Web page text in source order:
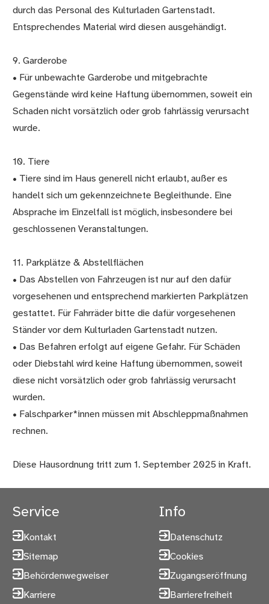
durch das Personal des Kulturladen Gartenstadt.
Entsprechendes Material wird diesen ausgehändigt.
9. Garderobe
• Für unbewachte Garderobe und mitgebrachte
Gegenstände wird keine Haftung übernommen, soweit ein
Schaden nicht vorsätzlich oder grob fahrlässig verursacht
wurde.
10. Tiere
• Tiere sind im Haus generell nicht erlaubt, außer es
handelt sich um gekennzeichnete Begleithunde. Eine
Absprache im Einzelfall ist möglich, insbesondere bei
geschlossenen Veranstaltungen.
11. Parkplätze & Abstellflächen
• Das Abstellen von Fahrzeugen ist nur auf den dafür
vorgesehenen und entsprechend markierten Parkplätzen
gestattet. Für Fahrräder bitte die dafür vorgesehenen
Ständer vor dem Kulturladen Gartenstadt nutzen.
• Das Befahren erfolgt auf eigene Gefahr. Für Schäden
oder Diebstahl wird keine Haftung übernommen, soweit
diese nicht vorsätzlich oder grob fahrlässig verursacht
wurden.
• Falschparker*innen müssen mit Abschleppmaßnahmen
rechnen.
Diese Hausordnung tritt zum 1. September 2025 in Kraft.
Service
Kontakt
Sitemap
Behördenwegweiser
Karriere
Info
Datenschutz
Cookies
Zugangseröffnung
Barrierefreiheit